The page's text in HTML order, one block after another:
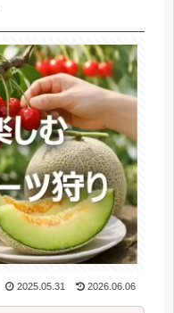
2025.05.31 2026.06.06